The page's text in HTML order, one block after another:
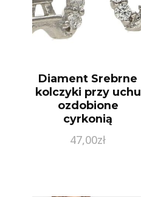
Diament Srebrne
kolczyki przy uchu
ozdobione
cyrkonią
47,00zł